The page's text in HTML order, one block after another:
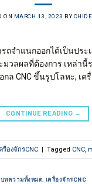
ON MARCH 13, 2023 BY
รถจำแนกออกได้เป็นประ
วลผลที่ต้องการ เหล่านี้
กล CNC ขึ้นรูปโลหะ, เค
CONTINUE READING →
รื่องจักรCNC | Tagged CNC,
บทความทั้งหมด, เครื่องจักรCNC